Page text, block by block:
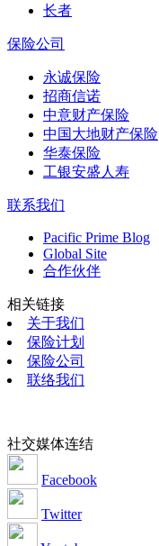
长者
保险公司
永诚保险
招商信诺
中意财产保险
中国大地财产保险
华泰保险
工银安盛人寿
联系我们
Pacific Prime Blog
Global Site
合作伙伴
相关链接
关于我们
保险计划
保险公司
联络我们
社交媒体连结
Facebook
Twitter